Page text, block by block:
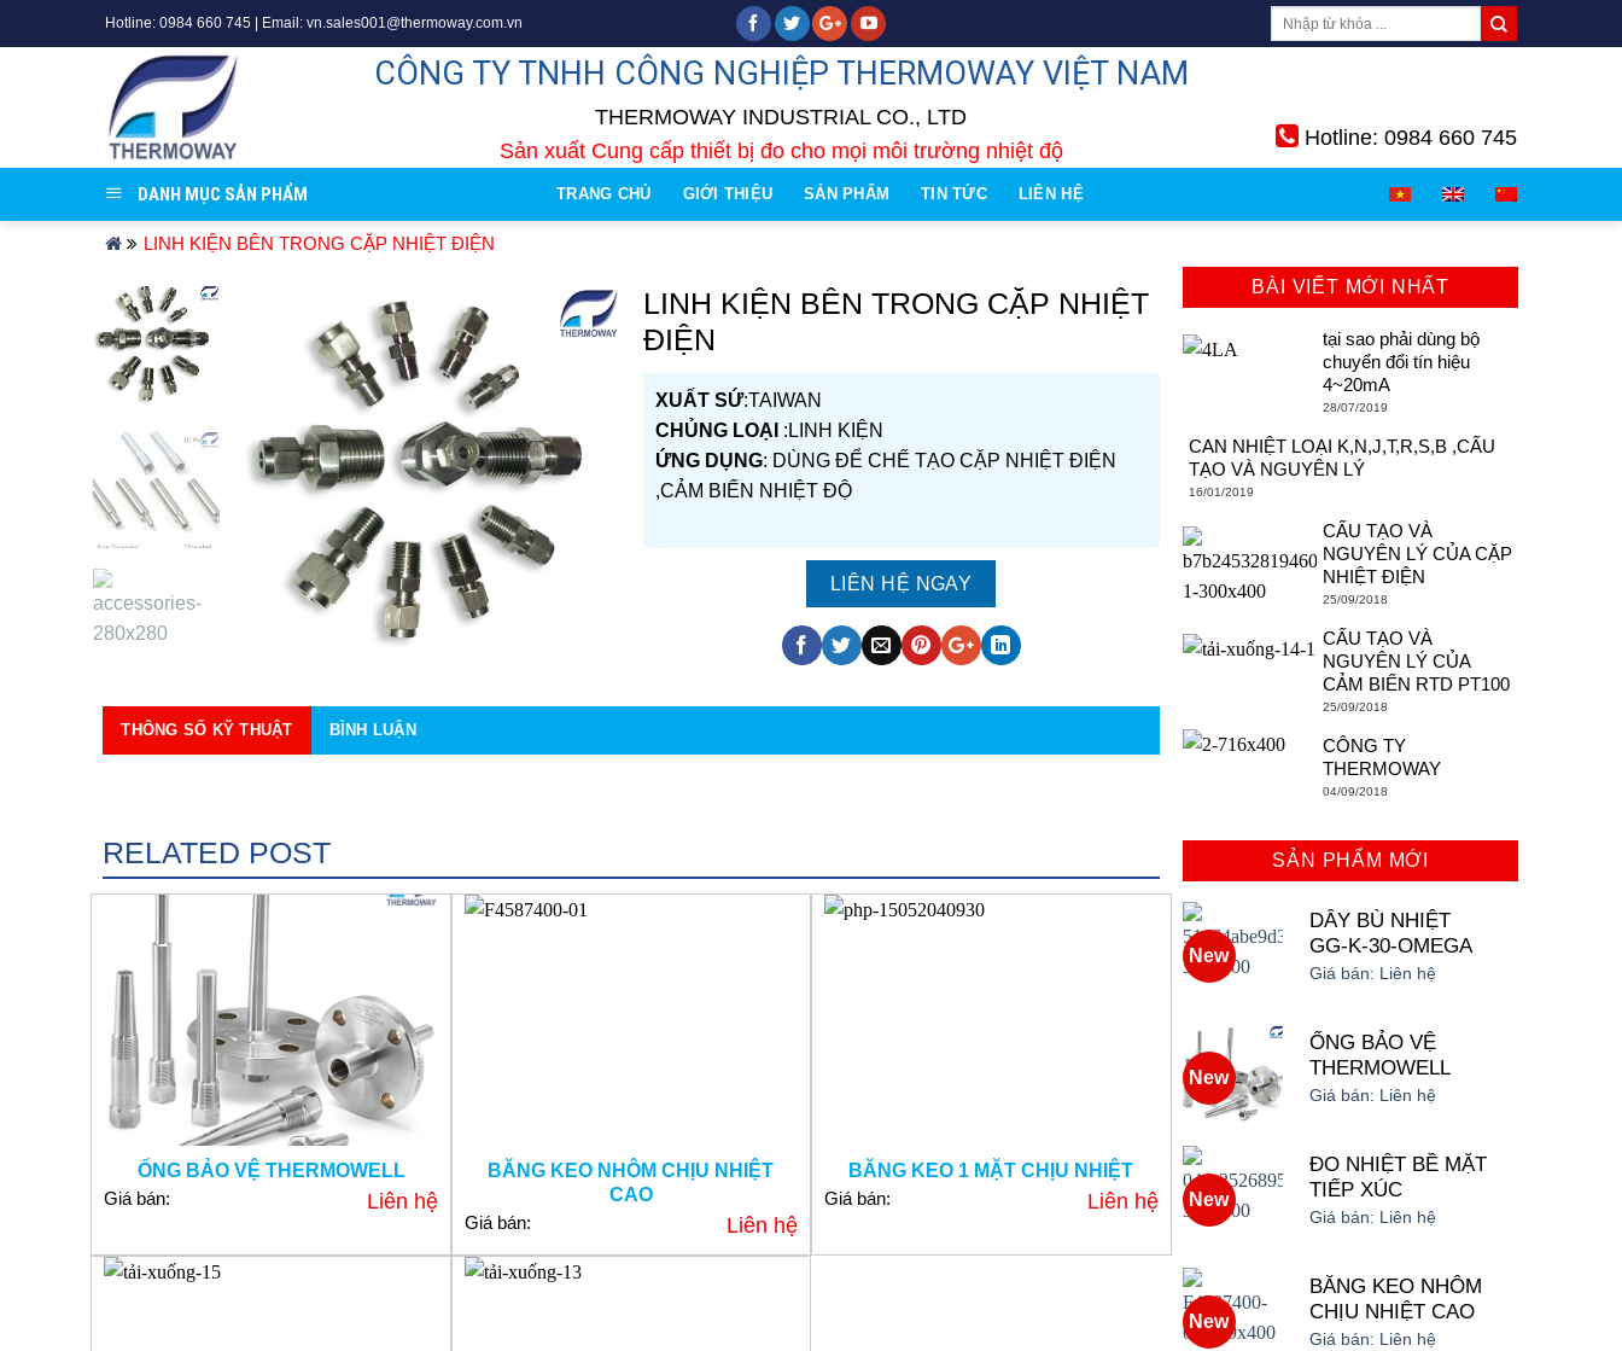
to
Hotline: 0984 660 745 | Email: vn.sales001@thermoway.com.vn
CÔNG TY TNHH CÔNG NGHIỆP THERMOWAY VIỆT NAM
THERMOWAY INDUSTRIAL CO., LTD
Sản xuất Cung cấp thiết bị đo cho mọi môi trường nhiệt độ
Hotline: 0984 660 745
DANH MỤC SẢN PHẨM TRANG CHỦ GIỚI THIỆU SẢN PHẨM TIN TỨC LIÊN HỆ
LINH KIỆN BÊN TRONG CẶP NHIỆT ĐIỆN
LINH KIỆN BÊN TRONG CẶP NHIỆT
ĐIỆN
XUẤT SỨ:TAIWAN
CHỦNG LOẠI :LINH KIỆN
ỨNG DỤNG: DÙNG ĐỂ CHẾ TẠO CẶP NHIỆT ĐIỆN
,CẢM BIẾN NHIỆT ĐỘ
LIÊN HỆ NGAY
THÔNG SỐ KỸ THUẬT BÌNH LUẬN
RELATED POST
ỐNG BẢO VỆ THERMOWELL
Giá bán:
Liên hệ
BĂNG KEO NHÔM CHỊU NHIỆT
CAO
Giá bán:
Liên hệ
BĂNG KEO 1 MẶT CHỊU NHIỆT
Giá bán:
Liên hệ
BÀI VIẾT MỚI NHẤT
tại sao phải dùng bộ
chuyển đổi tín hiệu
4~20mA
28/07/2019
CAN NHIỆT LOẠI K,N,J,T,R,S,B ,CẤU
TẠO VÀ NGUYÊN LÝ
16/01/2019
CẤU TẠO VÀ
NGUYÊN LÝ CỦA CẶP
NHIỆT ĐIỆN
25/09/2018
CẤU TẠO VÀ
NGUYÊN LÝ CỦA
CẢM BIẾN RTD PT100
25/09/2018
CÔNG TY
THERMOWAY
04/09/2018
SẢN PHẨM MỚI
New
DÂY BÙ NHIỆT
GG-K-30-OMEGA
Giá bán: Liên hệ
New
ỐNG BẢO VỆ
THERMOWELL
Giá bán: Liên hệ
New
ĐO NHIỆT BỀ MẶT
TIẾP XÚC
Giá bán: Liên hệ
New
BĂNG KEO NHÔM
CHỊU NHIỆT CAO
Giá bán: Liên hệ